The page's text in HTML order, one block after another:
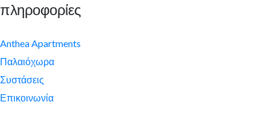
πληροφορίες
Anthea Apartments
Παλαιόχωρα
Συστάσεις
Επικοινωνία